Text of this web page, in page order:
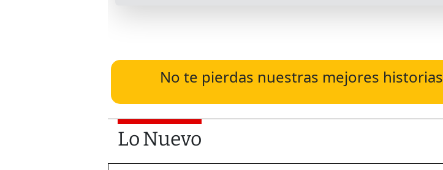
No te pierdas nuestras mejores historias
Lo Nuevo